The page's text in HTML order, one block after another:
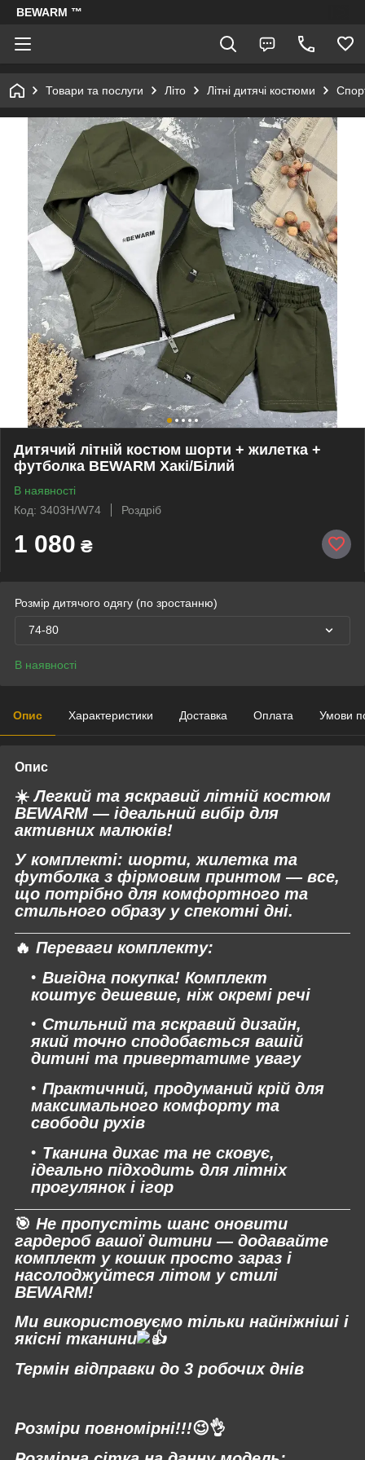
BEWARM ™
Товари та послуги Літо Літні дитячі костюми
Дитячий літній костюм шорти + жилетка +
футболка BEWARM Хакі/Білий
В наявності
Код: 3403H/W74
Роздріб
1 080 ₴
Розмір дитячого одягу (по зростанню)
74-80
В наявності
Опис Характеристики Доставка Оплата Умови
Опис
☀️ Легкий та яскравий літній костюм
BEWARM — ідеальний вибір для
активних малюків!
У комплекті: шорти, жилетка та
футболка з фірмовим принтом — все,
що потрібно для комфортного та
стильного образу у спекотні дні.
🔥 Переваги комплекту:
Вигідна покупка! Комплект
коштує дешевше, ніж окремі речі
Стильний та яскравий дизайн,
який точно сподобається вашій
дитині та привертатиме увагу
Практичний, продуманий крій для
максимального комфорту та
свободи рухів
Тканина дихає та не сковує,
ідеально підходить для літніх
прогулянок і ігор
🎯 Не пропустіть шанс оновити
гардероб вашої дитини — додавайте
комплект у кошик просто зараз і
насолоджуйтеся літом у стилі
BEWARM!
Ми використовуємо тільки найніжніші і
якісні тканини
Термін відправки до 3 робочих днів
Розміри повномірні!!!😉👌